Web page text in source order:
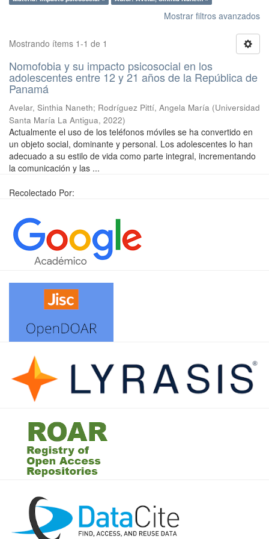
Mostrar filtros avanzados
Mostrando ítems 1-1 de 1
Nomofobia y su impacto psicosocial en los
adolescentes entre 12 y 21 años de la República de
Panamá
Avelar, Sinthia Naneth; Rodríguez Pittí, Angela María (Universidad
Santa María La Antigua, 2022)
Actualmente el uso de los teléfonos móviles se ha convertido en
un objeto social, dominante y personal. Los adolescentes lo han
adecuado a su estilo de vida como parte integral, incrementando
la comunicación y las ...
Recolectado Por: